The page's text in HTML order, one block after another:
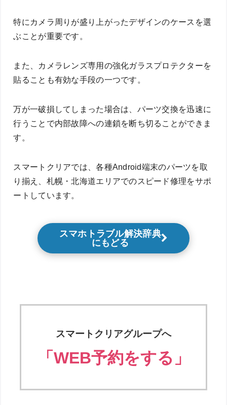
特にカメラ周りが盛り上がったデザインのケースを選
ぶことが重要です。
また、カメラレンズ専用の強化ガラスプロテクターを
貼ることも有効な手段の一つです。
万が一破損してしまった場合は、パーツ交換を迅速に
行うことで内部故障への連鎖を断ち切ることができま
す。
スマートクリアでは、各種Android端末のパーツを取
り揃え、札幌・北海道エリアでのスピード修理をサポ
ートしています。
スマホトラブル解決辞典
にもどる
スマートクリアグループへ
「WEB予約をする」